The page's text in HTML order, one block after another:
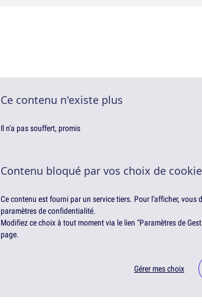
Ce contenu n'existe plus
Il n'a pas souffert, promis
Contenu bloqué par vos choix de
Ce contenu est fourni par un service tiers. Pour l'afficher, vous
paramètres de confidentialité.
Modifiez ce choix à tout moment via le lien "Paramètres de
page.
Gérer mes choix